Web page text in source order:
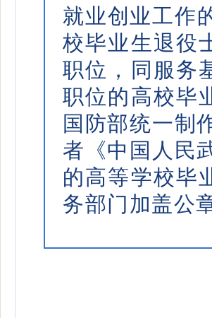
就业创业工作
校毕业生退役
职位，同服务
职位的高校毕
国防部统一制
者《中国人民
的高等学校毕
务部门加盖公